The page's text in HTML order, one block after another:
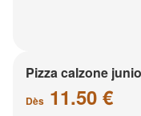
Pizza calzone
Dès 11.50 €